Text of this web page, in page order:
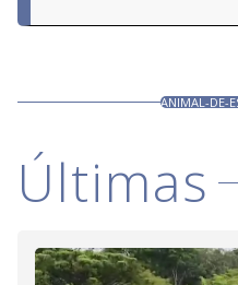
ANIMAL-DE-
Últimas